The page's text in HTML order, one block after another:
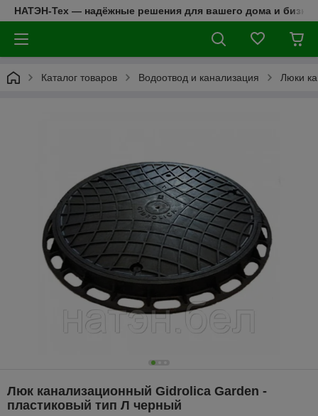
НАТЭН-Тех — надёжные решения для вашего дома и
Каталог товаров Водоотвод и канализация Люки
Люк канализационный Gidrolica Garden -
пластиковый тип Л черный